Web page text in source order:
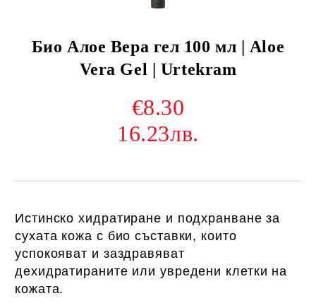
Био Алое Вера гел 100 мл | Aloe
Vera Gel | Urtekram
€8.30
16.23лв.
Истинско хидратиране и подхранване за
сухата кожа с био съставки, които
успокояват и заздравяват
дехидратираните или увредени клетки на
кожата.